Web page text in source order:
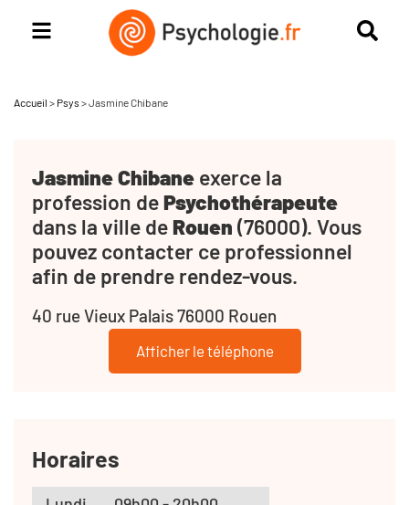
Accueil > Psys >Jasmine Chibane
Jasmine Chibane exerce la
profession dePsychothérapeute
dans la ville de Rouen (76000). Vous
pouvez contacter ce professionnel
afin de prendre rendez-vous.
40 rue Vieux Palais 76000 Rouen
Afficher le téléphone
Horaires